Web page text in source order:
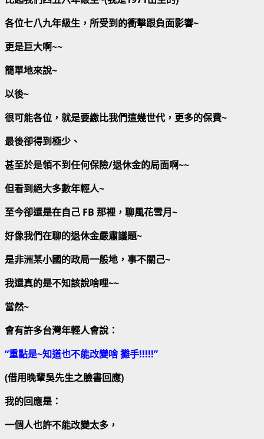
各位七八九年級生，所受到的衝擊跟負面影響~
更是巨大啊~~
簡單地來說~
以後~
很可能各位，就是要繳比我們這幾世代，更多的保費~
最後卻得到極少、
甚至於是領不到任何保險/退休金的局面啊~~
但看到絕大多數年輕人~
至今卻還是在自己 FB 那裡，聊風花雪月~
好像我們在聊的退休金嚴肅議題~
是非洲某小國的政局一般地，事不關己~
我還真的是不知該說啥哩~~
當然~
會有許多台灣年輕人會說：
“重點是~知道也不能改變啥 攤手!!!!!”
(借用晚輩吳先生之臉書回應)
我的回應是：
一個人也許不能改變太多，